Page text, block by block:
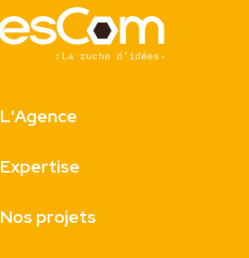
L'Agence
Expertise
Nos projets